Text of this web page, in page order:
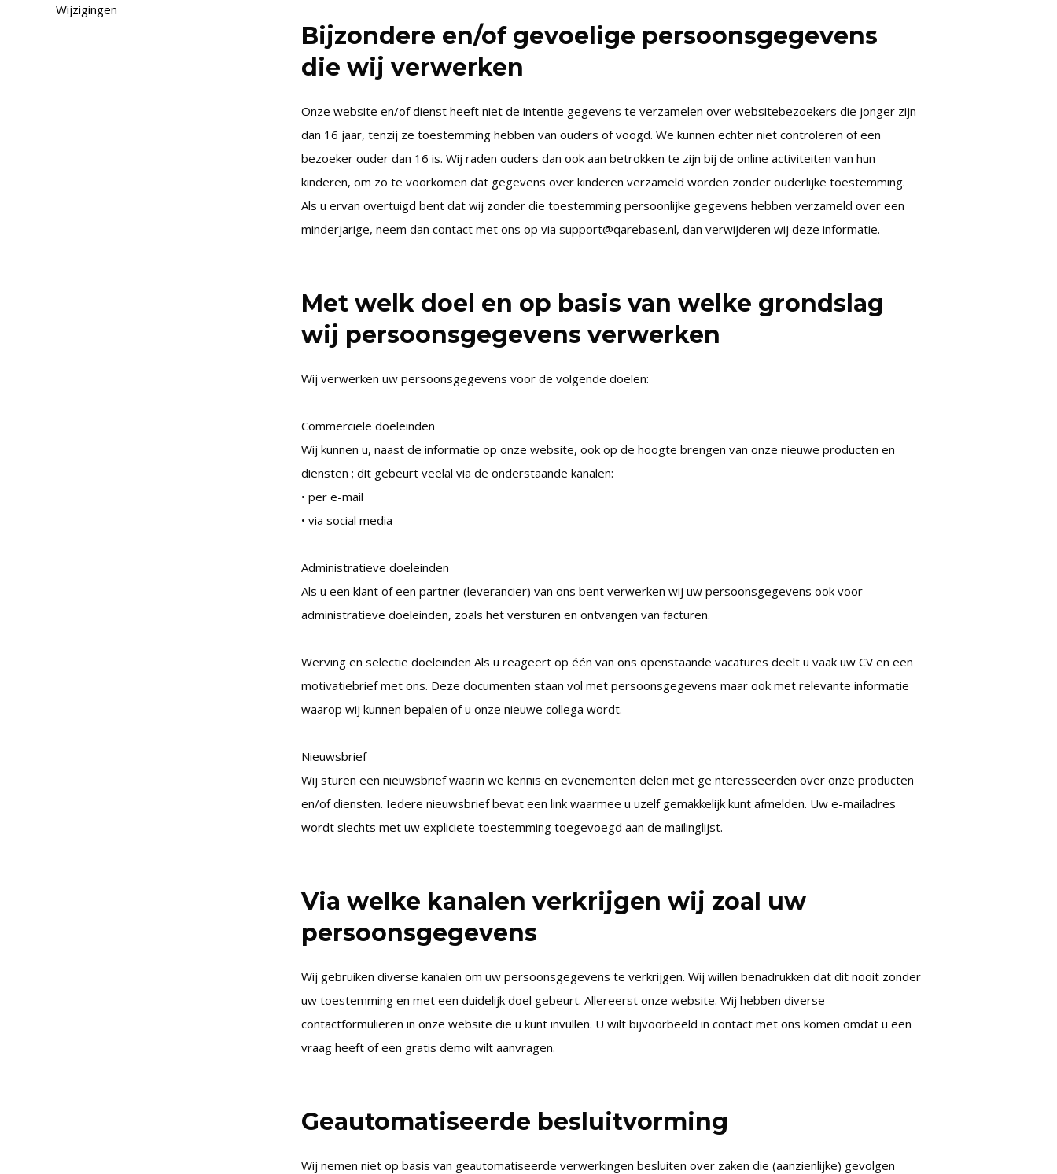
Wijzigingen
Bijzondere en/of gevoelige persoonsgegevens
die wij verwerken
Onze website en/of dienst heeft niet de intentie gegevens te verzamelen over websitebezoekers die jonger zijn
dan 16 jaar, tenzij ze toestemming hebben van ouders of voogd. We kunnen echter niet controleren of een
bezoeker ouder dan 16 is. Wij raden ouders dan ook aan betrokken te zijn bij de online activiteiten van hun
kinderen, om zo te voorkomen dat gegevens over kinderen verzameld worden zonder ouderlijke toestemming.
Als u ervan overtuigd bent dat wij zonder die toestemming persoonlijke gegevens hebben verzameld over een
minderjarige, neem dan contact met ons op via support@qarebase.nl, dan verwijderen wij deze informatie.
Met welk doel en op basis van welke grondslag
wij persoonsgegevens verwerken
Wij verwerken uw persoonsgegevens voor de volgende doelen:
Commerciële doeleinden
Wij kunnen u, naast de informatie op onze website, ook op de hoogte brengen van onze nieuwe producten en
diensten ; dit gebeurt veelal via de onderstaande kanalen:
• per e-mail
• via social media
Administratieve doeleinden
Als u een klant of een partner (leverancier) van ons bent verwerken wij uw persoonsgegevens ook voor
administratieve doeleinden, zoals het versturen en ontvangen van facturen.
Werving en selectie doeleinden Als u reageert op één van ons openstaande vacatures deelt u vaak uw CV en een
motivatiebrief met ons. Deze documenten staan vol met persoonsgegevens maar ook met relevante informatie
waarop wij kunnen bepalen of u onze nieuwe collega wordt.
Nieuwsbrief
Wij sturen een nieuwsbrief waarin we kennis en evenementen delen met geïnteresseerden over onze producten
en/of diensten. Iedere nieuwsbrief bevat een link waarmee u uzelf gemakkelijk kunt afmelden. Uw e-mailadres
wordt slechts met uw expliciete toestemming toegevoegd aan de mailinglijst.
Via welke kanalen verkrijgen wij zoal uw
persoonsgegevens
Wij gebruiken diverse kanalen om uw persoonsgegevens te verkrijgen. Wij willen benadrukken dat dit nooit zonder
uw toestemming en met een duidelijk doel gebeurt. Allereerst onze website. Wij hebben diverse
contactformulieren in onze website die u kunt invullen. U wilt bijvoorbeeld in contact met ons komen omdat u een
vraag heeft of een gratis demo wilt aanvragen.
Geautomatiseerde besluitvorming
Wij nemen niet op basis van geautomatiseerde verwerkingen besluiten over zaken die (aanzienlijke) gevolgen